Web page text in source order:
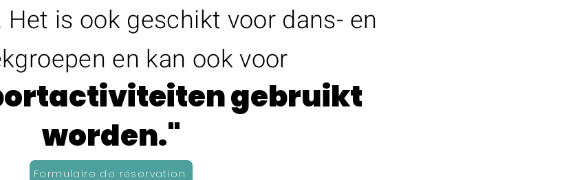
is ook geschikt voor dans- en
en kan ook voor
gebruikt
worden."
Formulaire de réservation